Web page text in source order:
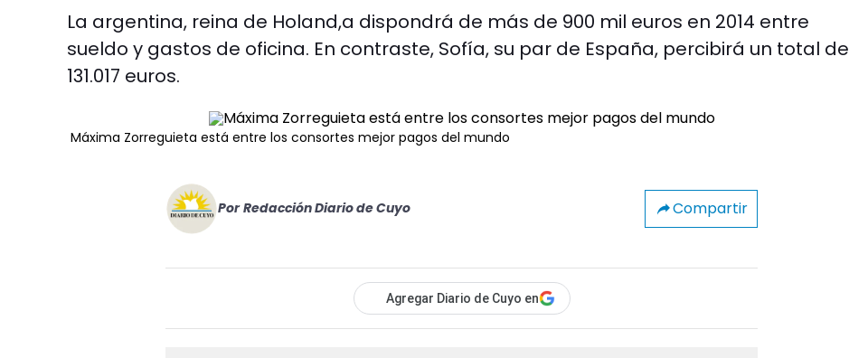
La argentina, reina de Holand,a dispondrá de más de 900 mil euros en 2014 entre
sueldo y gastos de oficina. En contraste, Sofía, su par de España, percibirá un total de
131.017 euros.
Máxima Zorreguieta está entre los consortes mejor pagos del mundo
Por Redacción Diario de Cuyo Compartir
Agregar Diario de Cuyo en